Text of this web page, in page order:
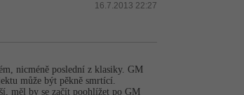
16.7.2013 22:27
nicméně poslední z klasiky. GM
může být pěkně smrtící.
měl by se začít poohlížet po GM